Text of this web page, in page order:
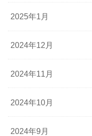
2025年1月
2024年12月
2024年11月
2024年10月
2024年9月